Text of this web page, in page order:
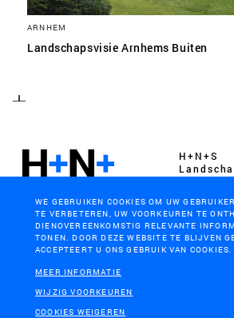
ARNHEM
Landschapsvisie Arnhems Buiten
H+N+S
+31 (0)33 4328036
mail@hnsland.nl
WE GEBRUIKEN COOKIES OM UW
TE VERBETEREN, UW VOORKEUREN TE
DIENOVEREENKOMSTIG RELEVANTE
TONEN. DOOR DEZE WEBSITE TE BLIJVEN
ACCEPTEERT U ONS GEBRUIK VAN COOKIES.
MEER INFORMATIE
WIJZIG VOORKEUREN
COOKIES WEIGEREN